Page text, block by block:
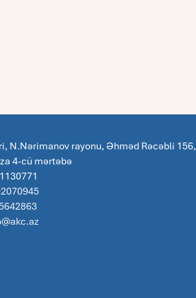
N.Nərimanov rayonu, Əhməd Rəcəbli 156,
4-cü mərtəbə